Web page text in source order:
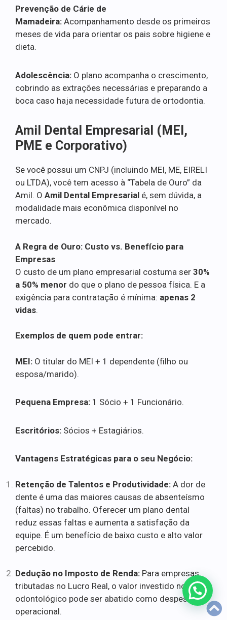
Prevenção de Cárie de
Mamadeira: Acompanhamento desde os primeiros
meses de vida para orientar os pais sobre higiene e
dieta.
Adolescência: O plano acompanha o crescimento,
cobrindo as extrações necessárias e preparando a
boca caso haja necessidade futura de ortodontia.
Amil Dental Empresarial (MEI,
PME e Corporativo)
Se você possui um CNPJ (incluindo MEI, ME, EIRELI
ou LTDA), você tem acesso à “Tabela de Ouro” da
Amil. O Amil Dental Empresarial é, sem dúvida, a
modalidade mais econômica disponível no
mercado.
A Regra de Ouro: Custo vs. Benefício para
Empresas
O custo de um plano empresarial costuma ser 30%
a 50% menor do que o plano de pessoa física. E a
exigência para contratação é mínima: apenas 2
vidas.
Exemplos de quem pode entrar:
MEI: O titular do MEI + 1 dependente (filho ou
esposa/marido).
Pequena Empresa: 1 Sócio + 1 Funcionário.
Escritórios: Sócios + Estagiários.
Vantagens Estratégicas para o seu Negócio:
Retenção de Talentos e Produtividade: A dor de
dente é uma das maiores causas de absenteísmo
(faltas) no trabalho. Oferecer um plano dental
reduz essas faltas e aumenta a satisfação da
equipe. É um benefício de baixo custo e alto valor
percebido.
Dedução no Imposto de Renda: Para empresas
tributadas no Lucro Real, o valor investido no plano
odontológico pode ser abatido como despesa
operacional.